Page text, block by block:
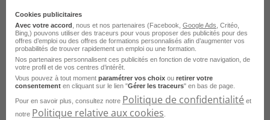
d'autres domaines à Cagnes-sur-
Mer
Emploi Hospitalier Cagnes-sur-Mer
Emploi BTP Cagnes-sur-Mer
Emploi Santé Cagnes-sur-Mer
Emploi Comptabilité Cagnes-sur-Mer
Cookies publicitaires
Avec votre accord , nous et nos partenaires (Facebook, Google Ads , Critéo,
Bing,) pouvons utiliser des traceurs pour vous proposer des publicités pour des
offres d’emploi ou des offres de formations personnalisés afin d’augmenter vos
probabilités de trouver rapidement un emploi ou une formation.
Nos partenaires personnalisent ces publicités en fonction de votre navigation, de
votre profil et de vos centres d’intérêt.
Vous pouvez à tout moment paramétrer vos choix ou retirer votre
consentement en cliquant sur le lien "Gérer les traceurs" en bas de page.
Pour en savoir plus, consultez notre Politique de confidentialité et
notre Politique relative aux cookies